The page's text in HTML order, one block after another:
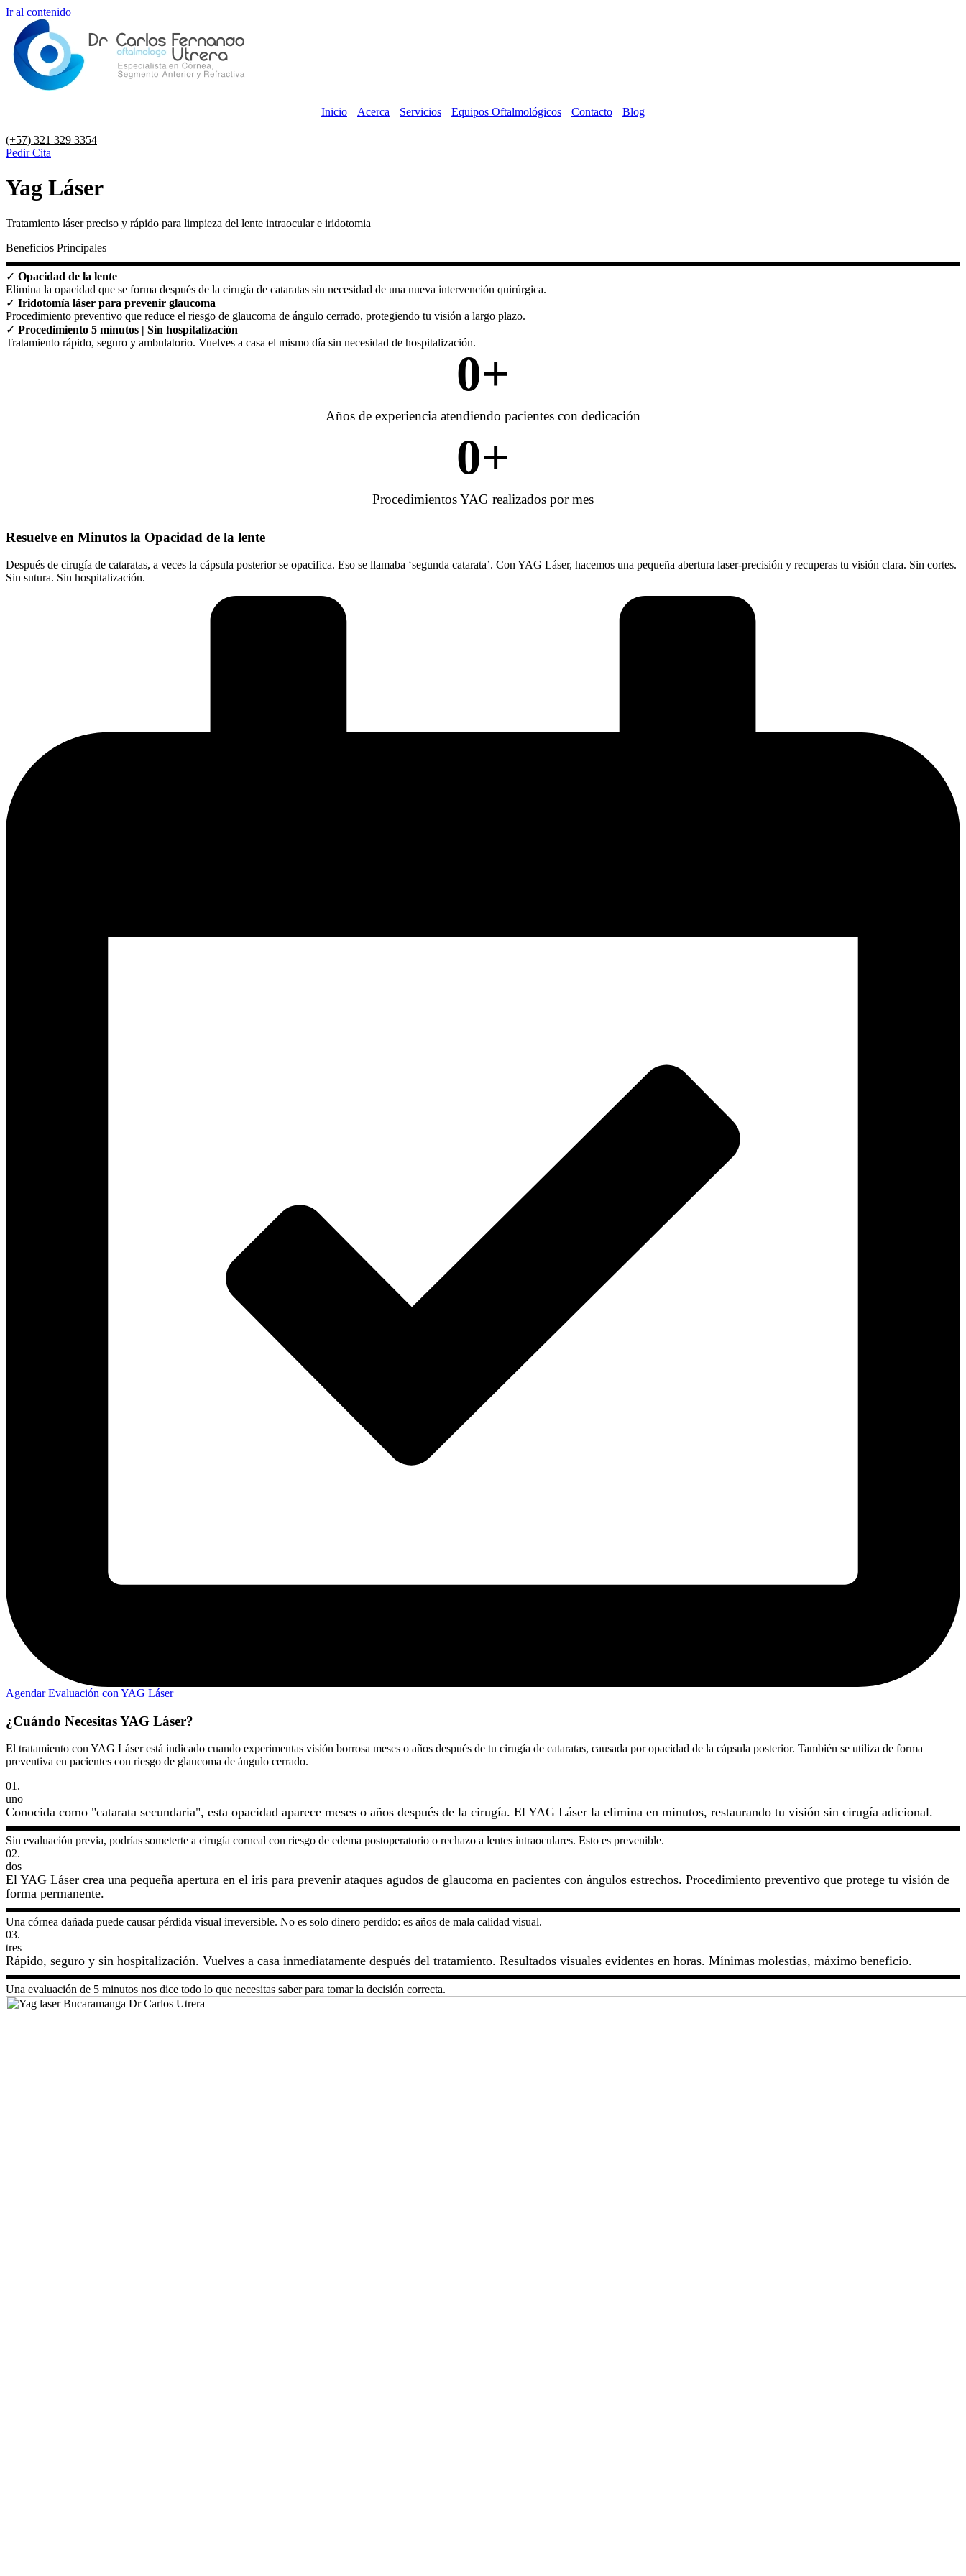
Ir al contenido
Inicio Acerca Servicios Equipos Oftalmológicos Contacto Blog
(+57) 321 329 3354
Pedir Cita
Yag Láser
Tratamiento láser preciso y rápido para limpieza del lente intraocular e iridotomia
Beneficios Principales
✓ Opacidad de la lente
Elimina la opacidad que se forma después de la cirugía de cataratas sin necesidad de una nueva intervención quirúrgica.
✓ Iridotomía láser para prevenir glaucoma
Procedimiento preventivo que reduce el riesgo de glaucoma de ángulo cerrado, protegiendo tu visión a largo plazo.
✓ Procedimiento 5 minutos | Sin hospitalización
Tratamiento rápido, seguro y ambulatorio. Vuelves a casa el mismo día sin necesidad de hospitalización.
Años de experiencia atendiendo pacientes con dedicación
0+
Procedimientos YAG realizados por mes
0+
Resuelve en Minutos la Opacidad de la lente
Después de cirugía de cataratas, a veces la cápsula posterior se opacifica. Eso se llamaba ‘segunda catarata’. Con YAG Láser, hacemos una pequeña abertura laser-precisión y recuperas tu visión clara. Sin cortes.
Sin sutura. Sin hospitalización.
Agendar Evaluación con YAG Láser
¿Cuándo Necesitas YAG Láser?
El tratamiento con YAG Láser está indicado cuando experimentas visión borrosa meses o años después de tu cirugía de cataratas, causada por opacidad de la cápsula posterior. También se utiliza de forma
preventiva en pacientes con riesgo de glaucoma de ángulo cerrado.
01.
uno
Conocida como "catarata secundaria", esta opacidad aparece meses o años después de la cirugía. El YAG Láser la elimina en minutos, restaurando tu visión sin cirugía adicional.
Sin evaluación previa, podrías someterte a cirugía corneal con riesgo de edema postoperatorio o rechazo a lentes intraoculares. Esto es prevenible.
02.
dos
El YAG Láser crea una pequeña apertura en el iris para prevenir ataques agudos de glaucoma en pacientes con ángulos estrechos. Procedimiento preventivo que protege tu visión de
forma permanente.
Una córnea dañada puede causar pérdida visual irreversible. No es solo dinero perdido: es años de mala calidad visual.
03.
tres
Rápido, seguro y sin hospitalización. Vuelves a casa inmediatamente después del tratamiento. Resultados visuales evidentes en horas. Mínimas molestias, máximo beneficio.
Una evaluación de 5 minutos nos dice todo lo que necesitas saber para tomar la decisión correcta.